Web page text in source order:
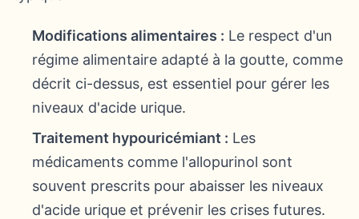
Modifications alimentaires : Le respect d'un
régime alimentaire adapté à la goutte, comme
décrit ci-dessus, est essentiel pour gérer les
niveaux d'acide urique.
Traitement hypouricémiant : Les
médicaments comme l'allopurinol sont
souvent prescrits pour abaisser les niveaux
d'acide urique et prévenir les crises futures.